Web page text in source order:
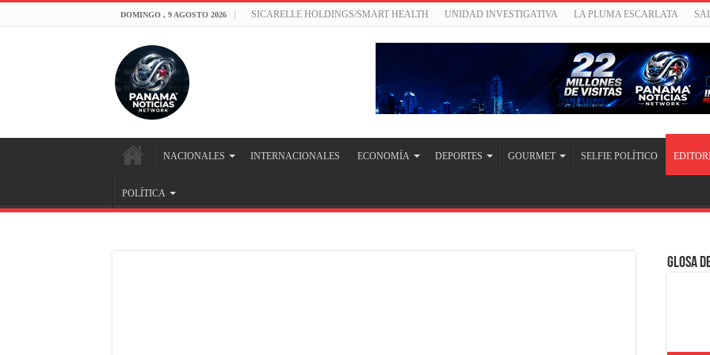
DOMINGO , 9 AGOSTO 2026 SICARELLE HOLDINGS/SMART HEALTH UNIDAD INVESTIGATIVA LA PLUMA ESCARLATA
NACIONALES INTERNACIONALES ECONOMÍA DEPORTES GOURMET SELFIE POLÍTICO
POLÍTICA
Glosa